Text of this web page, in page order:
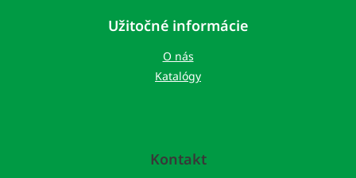
Užitočné informácie
O nás
Katalógy
Kontakt